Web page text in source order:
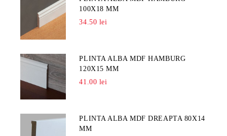
100X18 MM
34.50 lei
PLINTA ALBA MDF HAMBURG
120X15 MM
41.00 lei
PLINTA ALBA MDF DREAPTA 80X14
MM